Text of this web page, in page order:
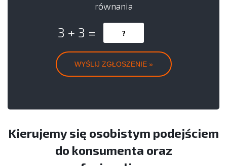
równania
3 + 3 =
Kierujemy się osobistym podejściem
do konsumenta oraz